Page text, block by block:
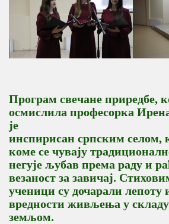
Програм свечане приредбе,
осмислила професорка
је
инспирисан српским селом,
коме се чувају
негује љубав према раду и
везаност за завичај.
ученици су дочарали лепоту
вредности живљења у
земљом.